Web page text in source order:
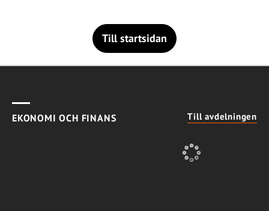
Till startsidan
EKONOMI OCH FINANS Till avdelningen